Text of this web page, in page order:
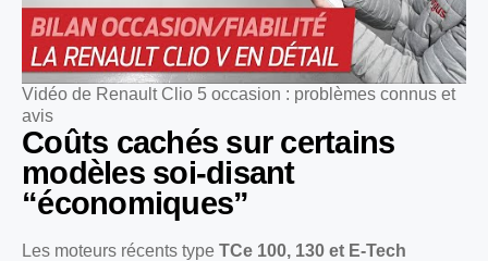
Vidéo de Renault Clio 5 occasion : problèmes connus et
avis
Coûts cachés sur certains
modèles soi-disant
“économiques”
Les moteurs récents type TCe 100, 130 et E-Tech